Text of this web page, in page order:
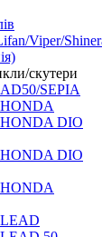
Viper/
скутери
AD50/SEPIA
HONDA
HONDA DIO
HONDA DIO
HONDA
LEAD